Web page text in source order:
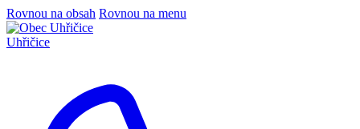
Rovnou na obsah Rovnou na menu
Uhřičice